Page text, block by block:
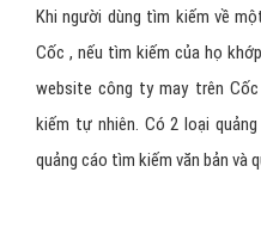
Khi người dùng tìm kiếm về
Cốc , nếu tìm kiếm của họ
website công ty may trên
kiếm tự nhiên. Có 2 loại
quảng cáo tìm kiếm văn bản và